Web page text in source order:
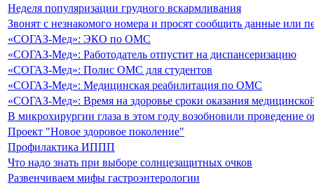
Неделя популяризации грудного вскармливания
Звонят с незнакомого номера и просят сообщить данные или
«СОГАЗ-Мед»: ЭКО по ОМС
«СОГАЗ-Мед»: Работодатель отпустит на диспансеризацию
«СОГАЗ-Мед»: Полис ОМС для студентов
«СОГАЗ-Мед»: Медицинская реабилитация по ОМС
«СОГАЗ-Мед»: Время на здоровье сроки оказания
В микрохирургии глаза в этом году возобновили проведение
Проект "Новое здоровое поколение"
Профилактика ИППП
Что надо знать при выборе солнцезащитных очков
Развенчиваем мифы гастроэнтерологии